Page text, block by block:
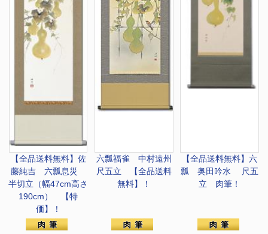
【全品送料無料】 佐
藤純吉 六瓢息災
半切立（幅47cm高さ
190cm） 【特
価】！
六瓢福雀 中村遠州
尺五立 【全品送料
無料】！
【全品送料無料】六
瓢 奥田吟水 尺五
立 肉筆！